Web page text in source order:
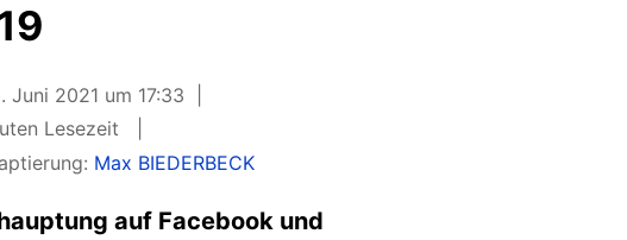
2021 um 17:33
Lesezeit
Max BIEDERBECK
auf Facebook und